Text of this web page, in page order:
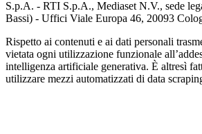
S.p.A. - RTI S.p.A., Mediaset N.V., sede
Bassi) - Uffici Viale Europa 46, 20093
Rispetto ai contenuti e ai dati personali
vietata ogni utilizzazione funzionale
intelligenza artificiale generativa. È altresì
utilizzare mezzi automatizzati di data